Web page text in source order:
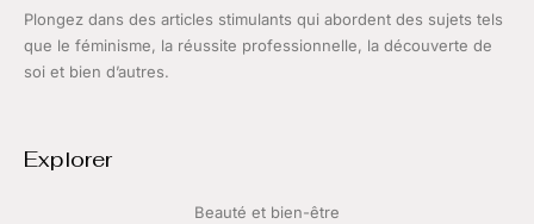
Plongez dans des articles stimulants qui abordent des sujets tels
que le féminisme, la réussite professionnelle, la découverte de
soi et bien d’autres.
Explorer
Beauté et bien-être